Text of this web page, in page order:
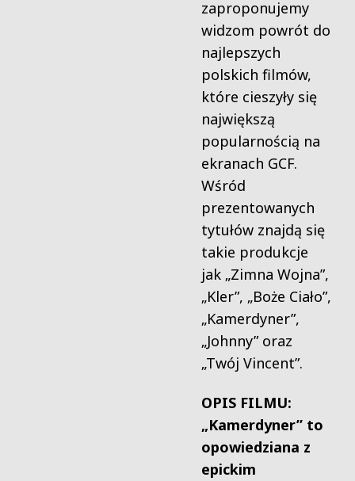
zaproponujemy
widzom powrót do
najlepszych
polskich filmów,
które cieszyły się
największą
popularnością na
ekranach GCF.
Wśród
prezentowanych
tytułów znajdą się
takie produkcje
jak „Zimna Wojna”,
„Kler”, „Boże Ciało”,
„Kamerdyner”,
„Johnny” oraz
„Twój Vincent”.
OPIS FILMU:
„Kamerdyner” to
opowiedziana z
epickim